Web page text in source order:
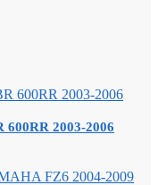
2003-2006